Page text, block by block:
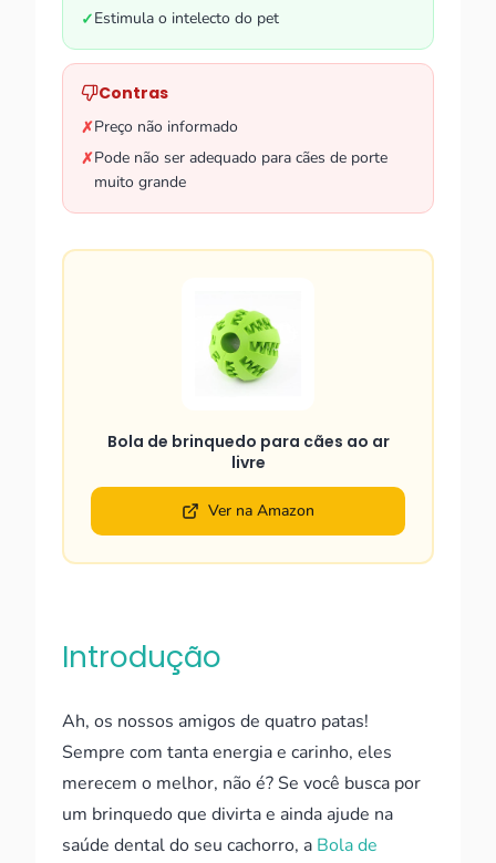
✓Estimula o intelecto do pet
Contras
✗Preço não informado
✗Pode não ser adequado para cães de porte
muito grande
Bola de brinquedo para cães ao ar
livre
Ver na Amazon
Introdução
Ah, os nossos amigos de quatro patas!
Sempre com tanta energia e carinho, eles
merecem o melhor, não é? Se você busca por
um brinquedo que divirta e ainda ajude na
saúde dental do seu cachorro, a Bola de